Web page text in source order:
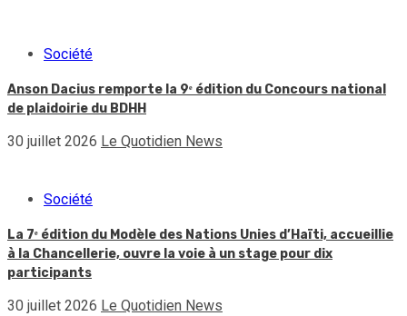
Société
Anson Dacius remporte la 9ᵉ édition du Concours national
de plaidoirie du BDHH
30 juillet 2026 Le Quotidien News
Société
La 7ᵉ édition du Modèle des Nations Unies d’Haïti, accueillie
à la Chancellerie, ouvre la voie à un stage pour dix
participants
30 juillet 2026 Le Quotidien News